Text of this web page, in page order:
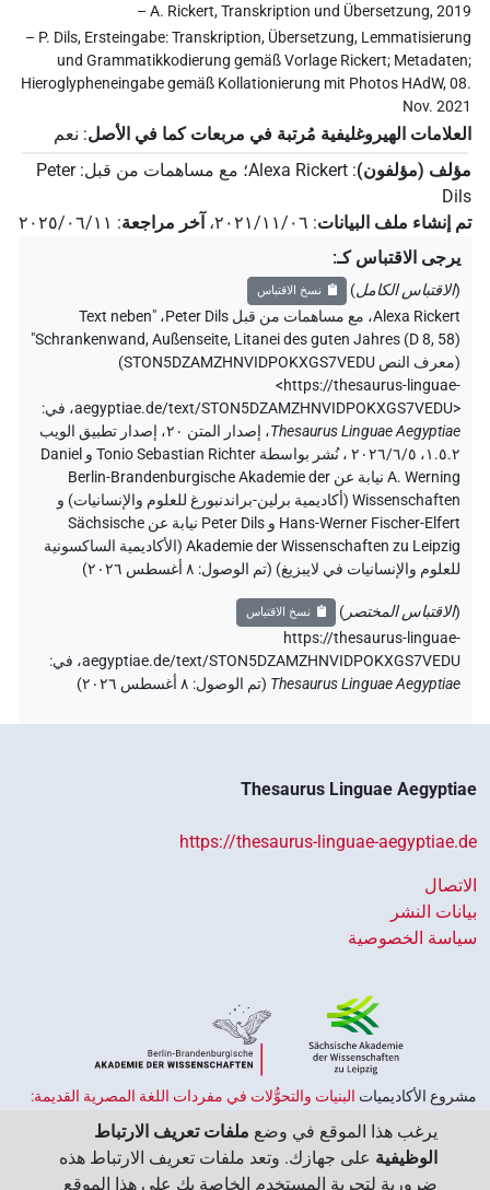
– A. Rickert, Transkription und Übersetzung, 2019
– P. Dils, Ersteingabe: Transkription, Übersetzung, Lemmatisierung
und Grammatikkodierung gemäß Vorlage Rickert; Metadaten;
Hieroglypheneingabe gemäß Kollationierung mit Photos HAdW, 08.
Nov. 2021
العلامات الهيروغليفية مُرتبة في مربعات كما في الأصل: نعم
مؤلف (مؤلفون):
Alexa Rickert؛ مع مساهمات من قبل:
Peter
Dils
تم إنشاء ملف البيانات: ٢٠٢١/١١/٠٦، آخر مراجعة: ٢٠٢٥/٠٦/١١
يرجى الاقتباس كـ:
(الاقتباس الكامل) نسخ الاقتباس
Alexa Rickert، مع مساهمات من قبل Peter Dils، "Text neben
Schrankenwand, Außenseite, Litanei des guten Jahres (D 8, 58)"
(معرف النص STON5DZAMZHNVIDPOKXGS7VEDU
)
<https://thesaurus-linguae-
aegyptiae.de/text/STON5DZAMZHNVIDPOKXGS7VEDU>، في:
Thesaurus Linguae Aegyptiae،
إصدار المتن ٢٠، إصدار تطبيق الويب
۱.٥.٢، ٢٠٢٦/٦/٥ ، نُشر بواسطة Tonio Sebastian Richter و Daniel
A. Werning نيابة عن Berlin-Brandenburgische Akademie der
Wissenschaften (أكاديمية برلين-براندنبورغ للعلوم والإنسانيات) و
Hans-Werner Fischer-Elfert و Peter Dils نيابة عن Sächsische
Akademie der Wissenschaften zu Leipzig (الأكاديمية الساكسونية
للعلوم والإنسانيات في لايبزيغ) (تم الوصول: ٨ أغسطس ٢٠٢٦ )
(الاقتباس المختصر ) نسخ الاقتباس
https://thesaurus-linguae-
aegyptiae.de/text/STON5DZAMZHNVIDPOKXGS7VEDU، في:
Thesaurus Linguae Aegyptiae
(تم الوصول: ٨ أغسطس ٢٠٢٦ )
Thesaurus Linguae Aegyptiae
https://thesaurus-linguae-aegyptiae.de
الاتصال
بيانات النشر
سياسة الخصوصية
مشروع الأكاديميات ‏ البنيات والتحوُّلات في مفردات اللغة المصرية القديمة:
الممول من قبل الحكومة الاتحادية وحكومات الولايات بجمهورية ألمانيا
الاتحادية، وهو يهدف إلى الحفاظ على تراثنا الثقافي واسترجاعه واستكشافه.
يُنسَّق البرنامج من قِبلاتحاد الأكاديميات الألمانية للعلوم والإنسانيات‏.
يرغب هذا الموقع في وضع ملفات تعريف الارتباط
الوظيفية على جهازك. وتعد ملفات تعريف الارتباط هذه
ضرورية لتجربة المستخدم الخاصة بك على هذا الموقع